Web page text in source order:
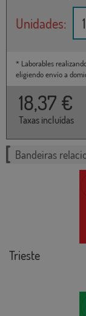
Unidades:
* Laborables
eligiendo envío a
18,37 €
Taxas incluídas
Bandeiras
Trieste